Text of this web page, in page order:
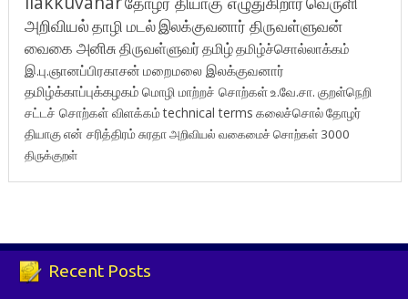
அறிவியல்தாழி மடல்இலக்குவனார் திருவள்ளுவன்
வைகை அனிசுதிருவள்ளுவர்தமிழ்தமிழ்ச்சொல்லாக்கம்
இ.பு.ஞானப்பிரகாசன் மறைமலை இலக்குவனார்
தமிழ்க்காப்புக்கழகம் மொழி மாற்றச் சொற்கள்உ.வே.சா. குறள்நெறி
சட்டச் சொற்கள் விளக்கம்technical terms கலைச்சொல்தோழர்
தியாகுஎன் சரித்திரம்சுரதாஅறிவியல் வகைமைச் சொற்கள் 3000
திருக்குறள்
Recent Posts